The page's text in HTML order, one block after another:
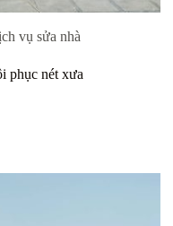
vụ sửa nhà
phục nét xưa